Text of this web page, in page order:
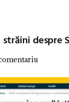
despre